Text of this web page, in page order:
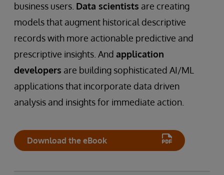
business users. Data scientists are creating
models that augment historical descriptive
records with more actionable predictive and
prescriptive insights. And application
developers are building sophisticated AI/ML
applications that incorporate data driven
analysis and insights for immediate action.
Download the eBook